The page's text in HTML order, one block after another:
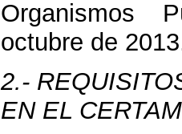
Organismos
octubre de
2.-
EN EL